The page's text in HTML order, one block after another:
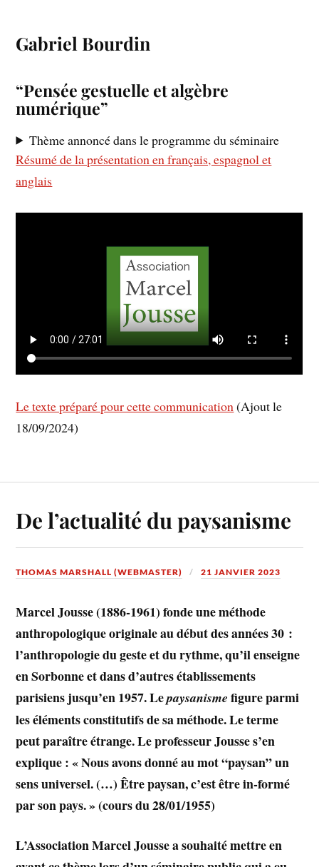
Gabriel Bourdin
“Pensée gestuelle et algèbre
numérique”
Thème annoncé dans le programme du séminaire
Résumé de la présentation en français, espagnol et
anglais
Le texte préparé pour cette communication(Ajout le
18/09/2024)
De l’actualité du paysanisme
THOMAS MARSHALL (WEBMASTER) 21 JANVIER 2023
Marcel Jousse (1886-1961) fonde une méthode
anthropologique originale au début des années 30 :
l’anthropologie du geste et du rythme, qu’il enseigne
en Sorbonne et dans d’autres établissements
parisiens jusqu’en 1957. Lepaysanisme figure parmi
les éléments constitutifs de sa méthode. Le terme
peut paraître étrange. Le professeur Jousse s’en
explique : « Nous avons donné au mot “paysan” un
sens universel. (…) Être paysan, c’est être in-formé
par son pays. » (cours du 28/01/1955)
L’Association Marcel Jousse a souhaité mettre en